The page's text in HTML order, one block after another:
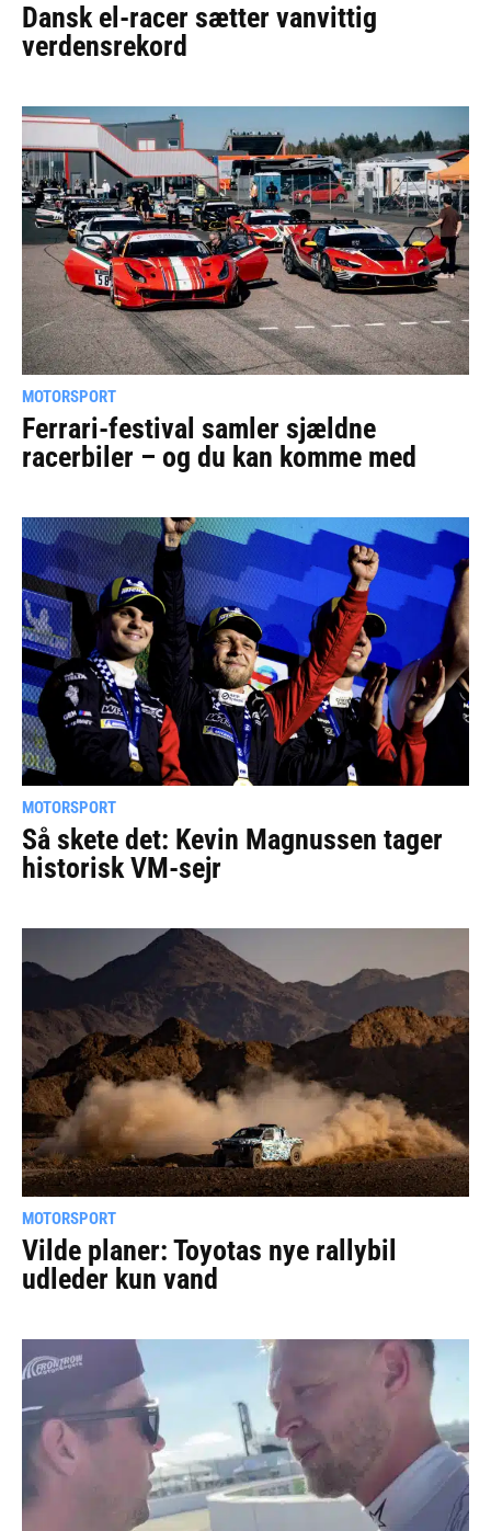
Dansk el-racer sætter vanvittig
verdensrekord
MOTORSPORT
Ferrari-festival samler sjældne
racerbiler – og du kan komme med
MOTORSPORT
Så skete det: Kevin Magnussen tager
historisk VM-sejr
MOTORSPORT
Vilde planer: Toyotas nye rallybil
udleder kun vand